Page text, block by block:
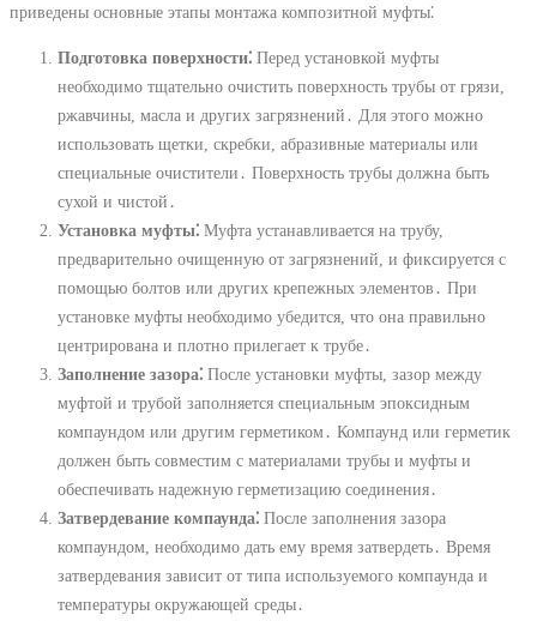
приведены основные этапы монтажа композитной муфты⁚
Подготовка поверхности⁚ Перед установкой муфты
необходимо тщательно очистить поверхность трубы от грязи,
ржавчины, масла и других загрязнений․ Для этого можно
использовать щетки, скребки, абразивные материалы или
специальные очистители․ Поверхность трубы должна быть
сухой и чистой․
Установка муфты⁚ Муфта устанавливается на трубу,
предварительно очищенную от загрязнений, и фиксируется с
помощью болтов или других крепежных элементов․ При
установке муфты необходимо убедится, что она правильно
центрирована и плотно прилегает к трубе․
Заполнение зазора⁚ После установки муфты, зазор между
муфтой и трубой заполняется специальным эпоксидным
компаундом или другим герметиком․ Компаунд или герметик
должен быть совместим с материалами трубы и муфты и
обеспечивать надежную герметизацию соединения․
Затвердевание компаунда⁚ После заполнения зазора
компаундом, необходимо дать ему время затвердеть․ Время
затвердевания зависит от типа используемого компаунда и
температуры окружающей среды․